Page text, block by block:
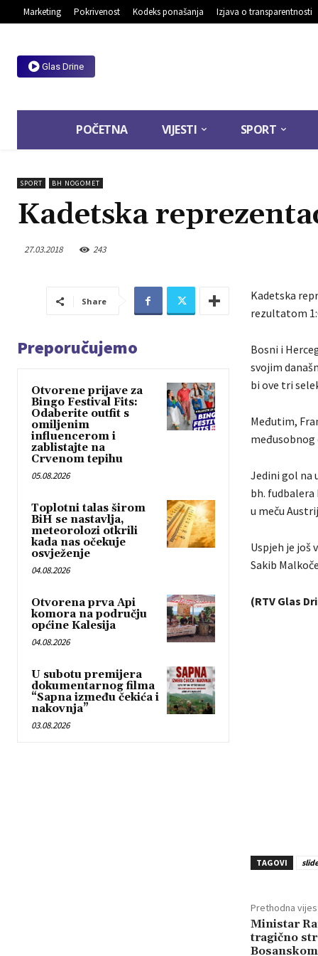
Marketing Pokrivenost Kodeks ponašanja Izjava o transparentnosti
Glas Drine
POČETNA VIJESTI SPORT
SPORT BH NOGOMET
Kadetska
27.03.2018 243
Share
Preporučujemo
Otvorene prijave za
Bingo Festival Fits:
Odaberite outfit s
omiljenim
influencerom i
zablistajte na
Crvenom tepihu
05.08.2026
Toplotni talas širom
BiH se nastavlja,
meteorolozi otkrili
kada nas očekuje
osvježenje
04.08.2026
Otvorena prva Api
komora na području
općine Kalesija
04.08.2026
U subotu premijera
dokumentarnog filma
“Sapna između čekića i
nakovnja”
03.08.2026
Kadetska
rezultatom
Bosni i
svojim
bi ove tri
Međutim,
međusobnog
Jedini gol na
bh.
u meču
Uspjeh je još
Sakib
(RTV Glas
TAGOVI slide
Prethodna
Ministar
tragično